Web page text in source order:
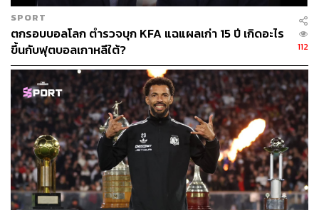
ประเด็นนี้สำคัญมาก เพราะมันทำให้การเหยียดผิวไม่ถูกทิ้งไว้
ในหมวด “ดราม่าออนไลน์” หรือ “อารมณ์หลังเกม” อีกต่อไป
แต่ถูกยกระดับเป็นเรื่องของกฎหมาย ความรับผิดชอบ และ
บรรทัดฐานของสังคม
เสียงสนับสนุนเอ็มบัปเป้เริ่มดังขึ้นจากหลายทิศทาง เอ็มมานู
เอล มาครง ประธานาธิบดีฝรั่งเศส โพสต์สนับสนุนกัปตันทีม
ชาติด้วยข้อความว่า “อีกหนึ่งประตูของเอ็มบัปเป้ ครั้งนี้คือ
ประตูต่อการเหยียดผิว” ขณะที่ มารีนา เฟอร์รารี รัฐมนตรี
กีฬา และทีมงานของฝรั่งเศสต่างออกมาประณามเหตุการณ์นี้
รัฐบาลปารากวัยเองก็รีบออกแถลงการณ์แยกตัวจากคำพูด
SPORT
ตกรอบบอลโลก ตำรวจบุก KFA แฉแผลเก่า 15 ปี เกิดอะไร
ขึ้นกับฟุตบอลเกาหลีใต้?
112